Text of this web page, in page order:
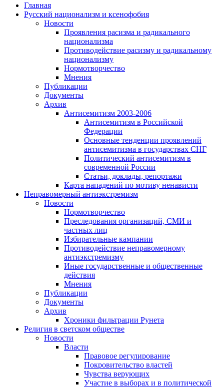
Главная
Русский национализм и ксенофобия
Новости
Проявления расизма и радикального
национализма
Противодействие расизму и радикальному
национализму
Нормотворчество
Мнения
Публикации
Документы
Архив
Антисемитизм 2003-2006
Антисемитизм в Российской
Федерации
Основные тенденции проявлений
антисемитизма в государствах СНГ
Политический антисемитизм в
современной России
Статьи, доклады, репортажи
Карта нападений по мотиву ненависти
Неправомерный антиэкстремизм
Новости
Нормотворчество
Преследования организаций, СМИ и
частных лиц
Избирательные кампании
Противодействие неправомерному
антиэкстремизму
Иные государственные и общественные
действия
Мнения
Публикации
Документы
Архив
Хроники фильтрации Рунета
Религия в светском обществе
Новости
Власти
Правовое регулирование
Покровительство властей
Чувства верующих
Участие в выборах и в политической